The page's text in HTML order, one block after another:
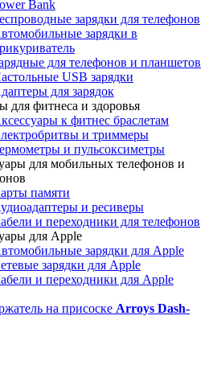
Bank
зарядки для телефонов
зарядки в
для телефонов и планшетов
USB зарядки
для зарядок
для фитнеса и здоровья
к фитнес браслетам
и триммеры
и пульсоксиметры
для мобильных телефонов и
памяти
и ресиверы
и переходники для телефонов
для Apple
зарядки для Apple
зарядки для Apple
и переходники для Apple
на присоске Arroys Dash-